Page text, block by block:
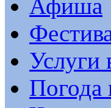
Афиша
Услуги
Погода